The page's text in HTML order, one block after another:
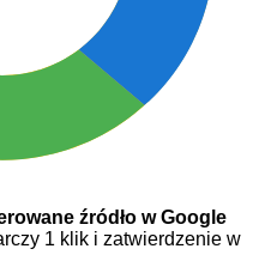
źródło w Google
1 klik i zatwierdzenie w